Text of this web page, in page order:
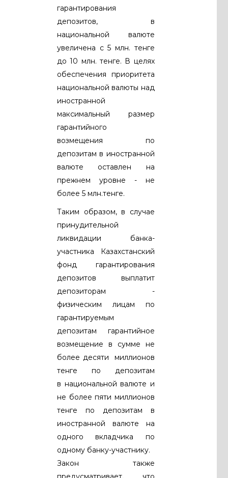
гарантирования
депозитов, в
национальной валюте
увеличена с 5 млн. тенге
до 10 млн. тенге. В целях
обеспечения приоритета
национальной валюты над
иностранной
максимальный размер
гарантийного
возмещения по
депозитам в иностранной
валюте оставлен на
прежнем уровне - не
более 5 млн.тенге.
Таким образом, в случае
принудительной
ликвидации банка-
участника Казахстанский
фонд гарантирования
депозитов выплатит
депозиторам -
физическим лицам по
гарантируемым
депозитам гарантийное
возмещение в сумме не
более десяти миллионов
тенге по депозитам
в национальной валюте и
не более пяти миллионов
тенге по депозитам в
иностранной валюте на
одного вкладчика по
одному банку-участнику.
Закон также